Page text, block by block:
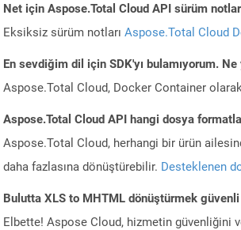
Net için Aspose.Total Cloud API sürüm
Eksiksiz sürüm notları Aspose.Total Cloud
En sevdiğim dil için SDK'yı bulamıyorum. Ne
Aspose.Total Cloud, Docker Container
Aspose.Total Cloud API hangi dosya
Aspose.Total Cloud, herhangi bir ürün
daha fazlasına dönüştürebilir. Desteklenen
Bulutta XLS to MHTML dönüştürmek
Elbette! Aspose Cloud, hizmetin güvenliğini